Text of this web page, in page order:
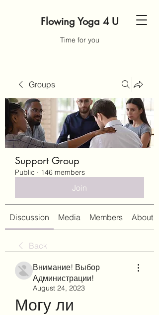
Flowing Yoga 4 U
Time for you
Groups
Support Group
Public · 146 members
Join
Discussion Media Members About
Back
Внимание! Выбор
Администрации!
August 24, 2023
Могу ли